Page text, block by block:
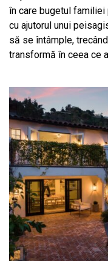
în care bugetul familiei
cu ajutorul unui
să se întâmple,
transformă în ceea ce